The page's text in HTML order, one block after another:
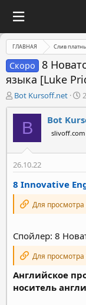
ГЛАВНАЯ Слив
Скоро
8
языка [Luke
А
в
т
м
ы
Bot Kursoff.net
а
т
а
н
а
а
B Bot
slivoff.com
26.10.22
8 Innovative
Для
Спойлер: 8
Для
Английское
носитель